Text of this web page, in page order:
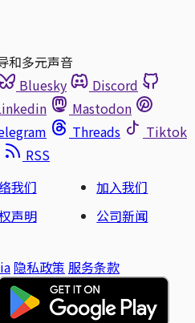
和多元声音
Bluesky
Discord
Mastodon
Threads
Tiktok
RSS
我们
加入我们
声明
公司新闻
隐私政策 服务条款